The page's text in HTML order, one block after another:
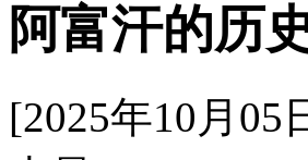
阿富汗的历
[2025年10月05